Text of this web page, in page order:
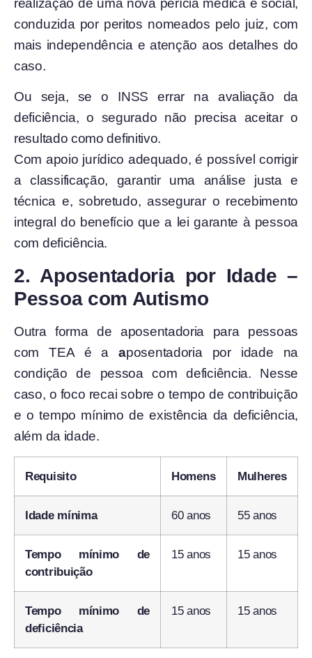
realização de uma nova perícia médica e social,
conduzida por peritos nomeados pelo juiz, com
mais independência e atenção aos detalhes do
caso.
Ou seja, se o INSS errar na avaliação da
deficiência, o segurado não precisa aceitar o
resultado como definitivo.
Com apoio jurídico adequado, é possível corrigir
a classificação, garantir uma análise justa e
técnica e, sobretudo, assegurar o recebimento
integral do benefício que a lei garante à pessoa
com deficiência.
2. Aposentadoria por Idade –
Pessoa com Autismo
Outra forma de aposentadoria para pessoas
com TEA é aaposentadoria por idade na
condição de pessoa com deficiência. Nesse
caso, o foco recai sobre o tempo de contribuição
e o tempo mínimo de existência da deficiência,
além da idade.
Requisito Homens Mulheres
Idade mínima 60 anos 55 anos
Tempo mínimo de
contribuição
15 anos 15 anos
Tempo mínimo de
deficiência
15 anos 15 anos